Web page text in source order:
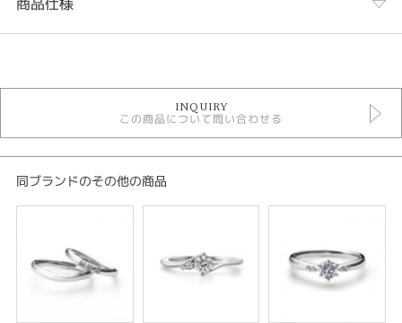
商品仕様
ラザールダイヤモンド ＞ ネックレス
デザイン
シンプル
THE LAZARE DIAMOND【カノープス】FL334PN
ダイヤモンドの輝きを楽しめるシンプルなネックレスです。どのような場面
INQUIRY
この商品について問い合わせる
同ブランドのその他の商品